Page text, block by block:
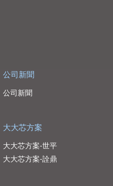
公司新聞
公司新聞
大大芯方案
大大芯方案-世平
大大芯方案-詮鼎